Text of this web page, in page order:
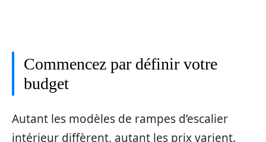
Commencez par définir votre
budget
Autant les modèles de rampes d’escalier
intérieur diffèrent, autant les prix varient.